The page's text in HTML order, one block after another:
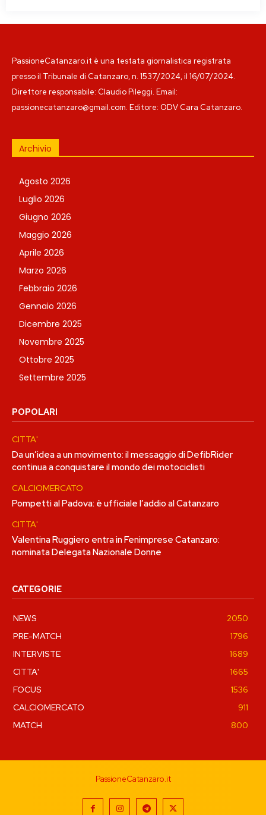
PassioneCatanzaro.it è una testata giornalistica registrata
presso il Tribunale di Catanzaro, n. 1537/2024, il 16/07/2024.
Direttore responsabile: Claudio Pileggi. Email:
passionecatanzaro@gmail.com. Editore: ODV Cara Catanzaro.
Archivio
Agosto 2026
Luglio 2026
Giugno 2026
Maggio 2026
Aprile 2026
Marzo 2026
Febbraio 2026
Gennaio 2026
Dicembre 2025
Novembre 2025
Ottobre 2025
Settembre 2025
POPOLARI
CITTA'
Da un’idea a un movimento: il messaggio di DefibRider
continua a conquistare il mondo dei motociclisti
CALCIOMERCATO
Pompetti al Padova: è ufficiale l’addio al Catanzaro
CITTA'
Valentina Ruggiero entra in Fenimprese Catanzaro:
nominata Delegata Nazionale Donne
CATEGORIE
NEWS
2050
PRE-MATCH
1796
INTERVISTE
1689
CITTA'
1665
FOCUS
1536
CALCIOMERCATO
911
MATCH
800
PassioneCatanzaro.it